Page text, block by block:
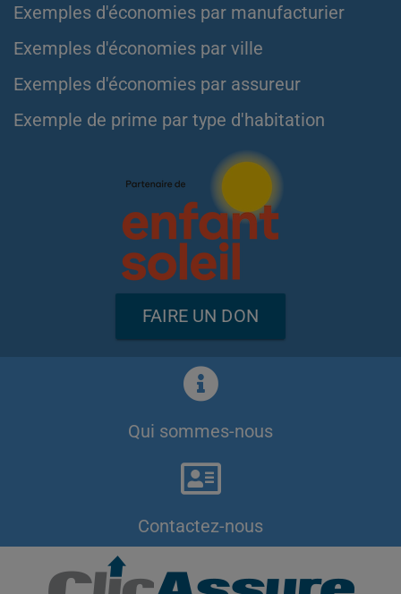
Exemples d'économies par manufacturier
Exemples d'économies par ville
Exemples d'économies par assureur
Exemple de prime par type d'habitation
FAIRE UN DON
Qui sommes-nous
Contactez-nous